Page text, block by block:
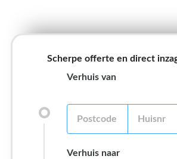
Scherpe offerte en direct
Verhuis van
Verhuis naar